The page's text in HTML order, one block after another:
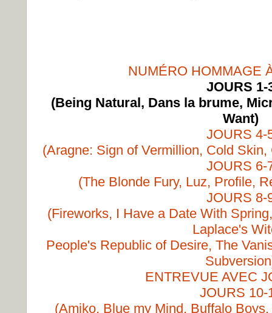
NUMÉRO HOMMAGE
JOURS 1-
(Being Natural, Dans la brume,
Want)
JOURS 4-
(Aragne: Sign of Vermillion, Cold
JOURS 6-
(The Blonde Fury, Luz, Profile,
JOURS 8-
(Fireworks, I Have a Date With
Laplace's
People's Republic of Desire, The
ENTREVUE AVEC
JOURS 10-
(Amiko, Blue my Mind, Buffalo